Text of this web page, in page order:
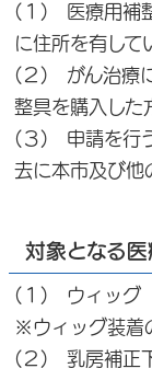
(１) 医療用補
に住所を有して
(２) がん治療
整具を購入した
(３) 申請を行
去に本市及び他
対象となる
(１) ウィッグ
※ウィッグ装着
(２) 乳房補